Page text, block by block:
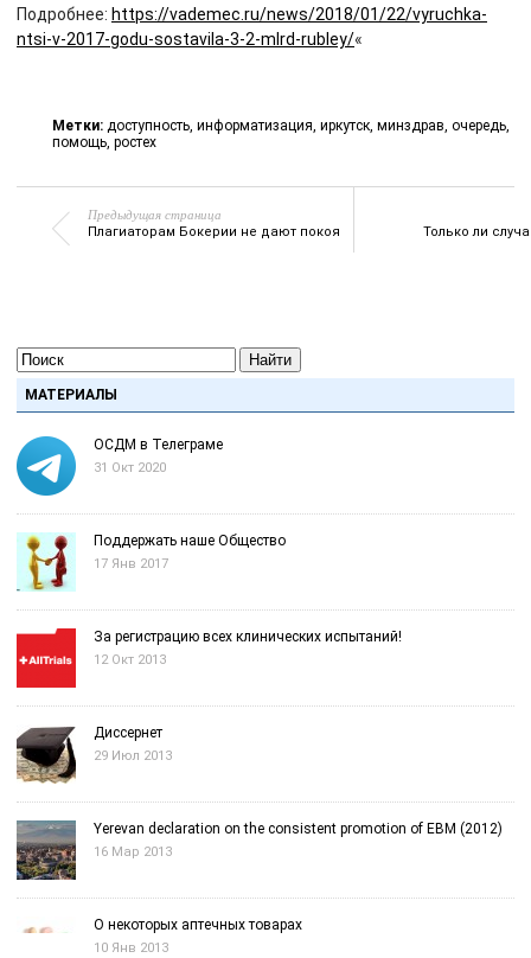
Подробнее: https://vademec.ru/news/2018/01/22/vyruchka-
ntsi-v-2017-godu-sostavila-3-2-mlrd-rubley/«
Метки: доступность, информатизация, иркутск, минздрав, очередь,
помощь, ростех
Предыдущая страница
Плагиаторам Бокерии не дают покоя Только ли
Найти
МАТЕРИАЛЫ
ОСДМ в Телеграме
31 Окт 2020
Поддержать наше Общество
17 Янв 2017
За регистрацию всех клинических испытаний!
12 Окт 2013
Диссернет
29 Июл 2013
Yerevan declaration on the consistent promotion of EBM (2012)
16 Мар 2013
О некоторых аптечных товарах
10 Янв 2013